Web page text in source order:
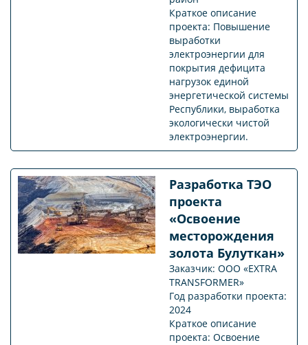
Краткое описание
проекта: Повышение
выработки
электроэнергии для
покрытия дефицита
нагрузок единой
энергетической системы
Республики, выработка
экологически чистой
электроэнергии.
Разработка ТЭО
проекта
«Освоение
месторождения
золота Булуткан»
Заказчик: ООО «EXTRA
TRANSFORMER»
Год разработки проекта:
2024
Краткое описание
проекта: Освоение